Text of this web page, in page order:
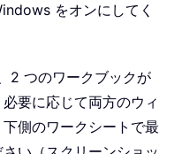
をオンにしてく
2 つのワークブックが
要に応じて両方のウィ
側のワークシートで最